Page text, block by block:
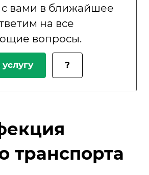
вами в ближайшее
на все
вопросы.
услугу ?
транспорта